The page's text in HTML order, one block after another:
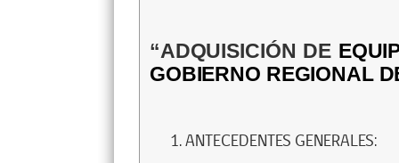
“ADQUISICIÓN DE
GOBIERNO REGIONAL
ANTECEDENTES GENERALES: